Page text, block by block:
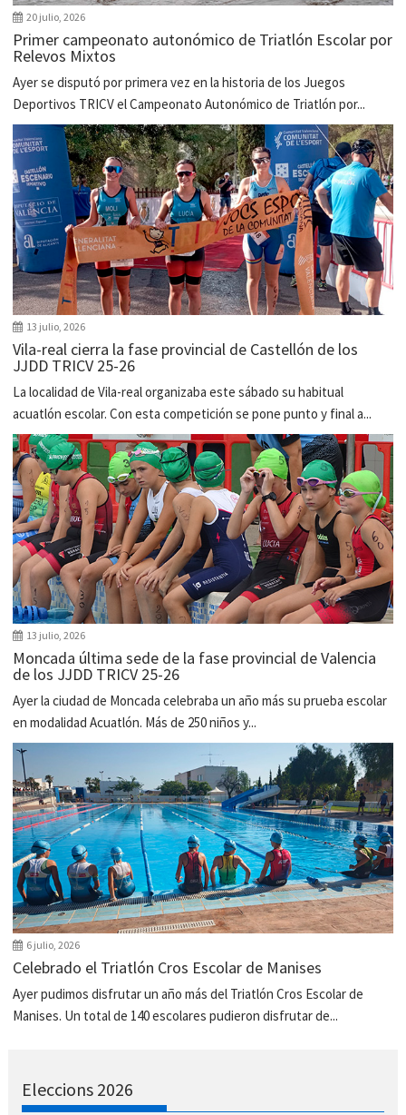
20 julio, 2026
Primer campeonato autonómico de Triatlón Escolar por
Relevos Mixtos
Ayer se disputó por primera vez en la historia de los Juegos
Deportivos TRICV el Campeonato Autonómico de Triatlón por...
13 julio, 2026
Vila-real cierra la fase provincial de Castellón de los
JJDD TRICV 25-26
La localidad de Vila-real organizaba este sábado su habitual
acuatlón escolar. Con esta competición se pone punto y final a...
13 julio, 2026
Moncada última sede de la fase provincial de Valencia
de los JJDD TRICV 25-26
Ayer la ciudad de Moncada celebraba un año más su prueba escolar
en modalidad Acuatlón. Más de 250 niños y...
6 julio, 2026
Celebrado el Triatlón Cros Escolar de Manises
Ayer pudimos disfrutar un año más del Triatlón Cros Escolar de
Manises. Un total de 140 escolares pudieron disfrutar de...
Eleccions 2026